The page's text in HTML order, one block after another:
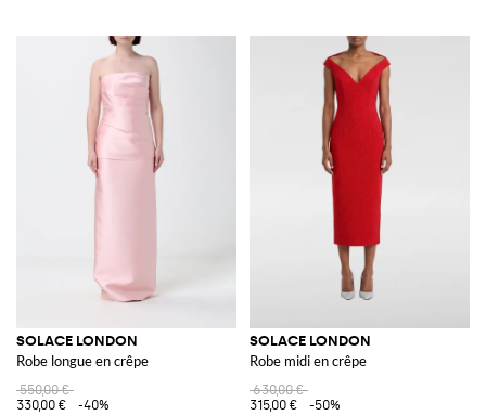
SOLACE LONDON
Robe longue en crêpe
550,00 €
330,00 €
-40%
SOLACE LONDON
Robe midi en crêpe
630,00 €
315,00 €
-50%